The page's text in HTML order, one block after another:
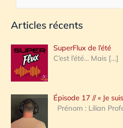
c
e
r
c
h
e
Articles récents
SuperFlux de l’été
C’est l’été… Mais […]
Épisode 17 // « Je
Prénom : Lilian